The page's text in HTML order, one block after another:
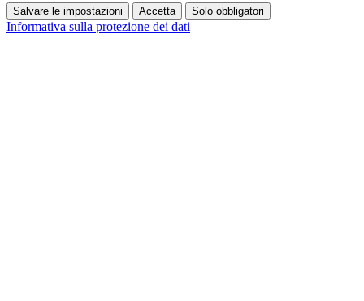
Salvare le impostazioni Accetta Solo obbligatori
Informativa sulla protezione dei dati